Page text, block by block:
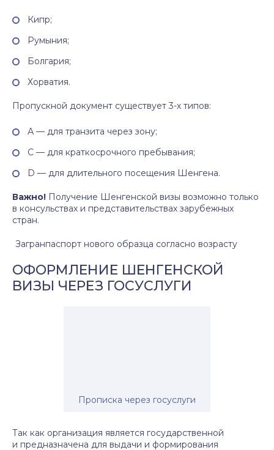
Кипр;
Румыния;
Болгария;
Хорватия.
Пропускной документ существует 3-х типов:
А — для транзита через зону;
С — для краткосрочного пребывания;
D — для длительного посещения Шенгена.
Важно! Получение Шенгенской визы возможно только
в консульствах и представительствах зарубежных
стран.
Загранпаспорт нового образца согласно возрасту
ОФОРМЛЕНИЕ ШЕНГЕНСКОЙ
ВИЗЫ ЧЕРЕЗ ГОСУСЛУГИ
Прописка через госуслуги
Так как организация является государственной
и предназначена для выдачи и формирования